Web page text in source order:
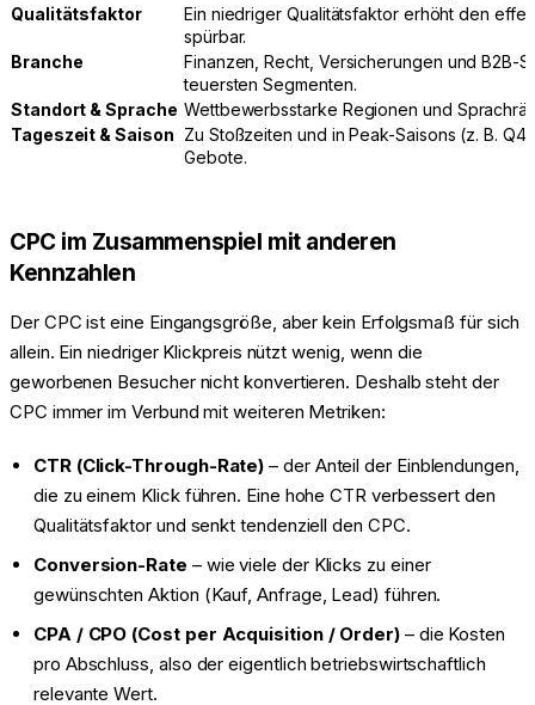
Qualitätsfaktor
Ein niedriger Qualitätsfaktor erhöht den
spürbar.
Branche
Finanzen, Recht, Versicherungen und B2B-
teuersten Segmenten.
Standort & Sprache Wettbewerbsstarke Regionen und
Tageszeit & Saison Zu Stoßzeiten und in Peak-Saisons (z. B.
Gebote.
CPC im Zusammenspiel mit anderen
Kennzahlen
Der CPC ist eine Eingangsgröße, aber kein Erfolgsmaß für sich
allein. Ein niedriger Klickpreis nützt wenig, wenn die
geworbenen Besucher nicht konvertieren. Deshalb steht der
CPC immer im Verbund mit weiteren Metriken:
CTR (Click-Through-Rate) – der Anteil der Einblendungen,
die zu einem Klick führen. Eine hohe CTR verbessert den
Qualitätsfaktor und senkt tendenziell den CPC.
Conversion-Rate – wie viele der Klicks zu einer
gewünschten Aktion (Kauf, Anfrage, Lead) führen.
CPA / CPO (Cost per Acquisition / Order) – die Kosten
pro Abschluss, also der eigentlich betriebswirtschaftlich
relevante Wert.